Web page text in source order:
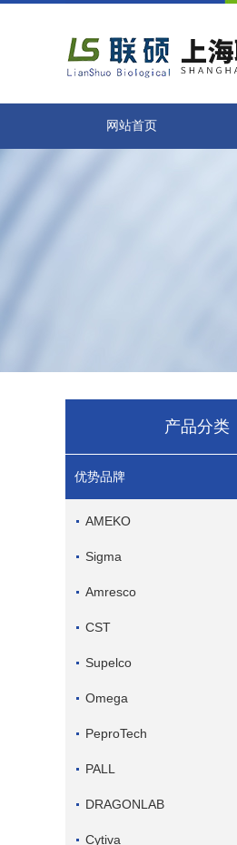
网站首页
产品分类
优势品牌
AMEKO
Sigma
Amresco
CST
Supelco
Omega
PeproTech
PALL
DRAGONLAB
Cytiva